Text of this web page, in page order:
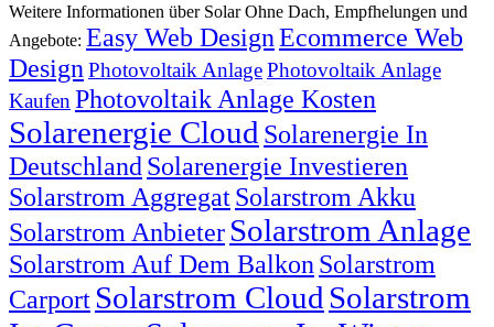
Weitere Informationen über Solar Ohne Dach, Empfhelungen und
Angebote: Easy Web DesignEcommerce Web
Design Photovoltaik AnlagePhotovoltaik Anlage
Kaufen Photovoltaik Anlage Kosten
Solarenergie Cloud Solarenergie In
Deutschland Solarenergie Investieren
Solarstrom AggregatSolarstrom Akku
Solarstrom Anbieter Solarstrom Anlage
Solarstrom Auf Dem Balkon Solarstrom
Carport Solarstrom Cloud Solarstrom